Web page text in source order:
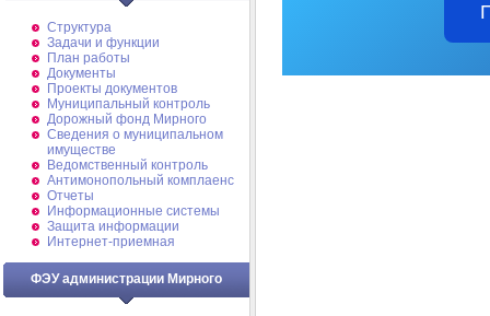
Структура
Задачи и функции
План работы
Документы
Проекты документов
Муниципальный контроль
Дорожный фонд Мирного
Cведения о муниципальном
имуществе
Ведомственный контроль
Антимонопольный комплаенс
Отчеты
Информационные системы
Защита информации
Интернет-приемная
ФЭУ администрации Мирного